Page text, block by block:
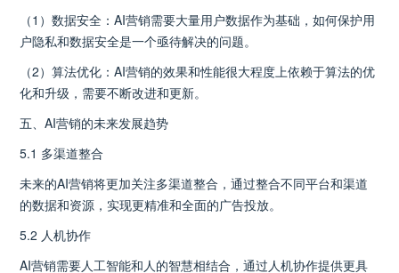
（1）数据安全：AI营销需要大量用户数据作为基础，如何保护用
户隐私和数据安全是一个亟待解决的问题。
（2）算法优化：AI营销的效果和性能很大程度上依赖于算法的优
化和升级，需要不断改进和更新。
五、AI营销的未来发展趋势
5.1 多渠道整合
未来的AI营销将更加关注多渠道整合，通过整合不同平台和渠道
的数据和资源，实现更精准和全面的广告投放。
5.2 人机协作
AI营销需要人工智能和人的智慧相结合，通过人机协作提供更具